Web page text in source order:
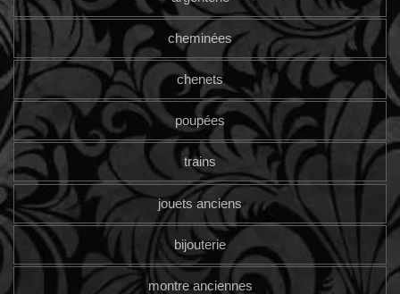
cheminées
chenets
poupées
trains
jouets anciens
bijouterie
montre anciennes